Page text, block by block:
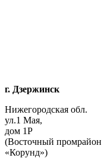
г. Дзержинск
Нижегородская обл.
ул.1 Мая,
дом 1Р
(Восточный промрайон
«Корунд»)